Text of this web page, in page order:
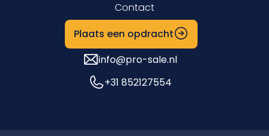
Contact
Plaats een opdracht
info@pro-sale.nl
+31 852127554